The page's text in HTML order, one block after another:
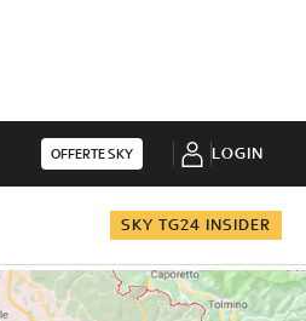
OFFERTE SKY LOGIN
SKY TG24 INSIDER